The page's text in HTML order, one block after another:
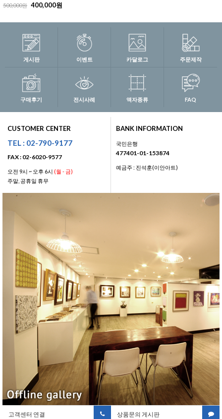
500,000원 400,000원
게시판 이벤트 카달로그 주문제작
구매후기 전시사례 액자종류 FAQ
CUSTOMER CENTER
TEL : 02-790-9177
FAX : 02-6020-9577
오전 9시 ~ 오후 6시 (월 - 금)
주말, 공휴일 휴무
BANK INFORMATION
국민은행
477401-01-153874
예금주 : 진석훈(이안아트)
고객센터 연결 상품문의 게시판